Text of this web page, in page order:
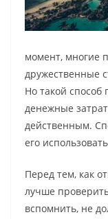
момент, многие
дружественные
Но такой способ
денежные
действенным.
его
Перед тем, как
лучше
вспомнить, не